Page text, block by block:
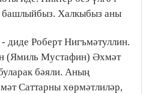
башлыйбыз. Халкыбыз аны
диде Роберт Нигъмәтуллин.
(Ямиль Мустафин) Әхмәт
бәяли. Аның
Саттарны хөрмәтлиләр,